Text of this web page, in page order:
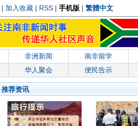
| 加入收藏 | RSS | 手机版 | 繁體中文
非洲新闻 南非留学
华人聚会 便民告示
推荐资讯